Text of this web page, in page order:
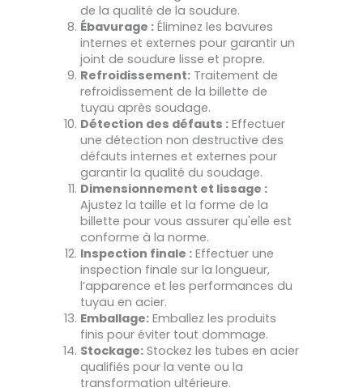
de la qualité de la soudure.
Ébavurage : Éliminez les bavures
internes et externes pour garantir un
joint de soudure lisse et propre.
Refroidissement: Traitement de
refroidissement de la billette de
tuyau après soudage.
Détection des défauts : Effectuer
une détection non destructive des
défauts internes et externes pour
garantir la qualité du soudage.
Dimensionnement et lissage :
Ajustez la taille et la forme de la
billette pour vous assurer qu'elle est
conforme à la norme.
Inspection finale : Effectuer une
inspection finale sur la longueur,
l’apparence et les performances du
tuyau en acier.
Emballage: Emballez les produits
finis pour éviter tout dommage.
Stockage: Stockez les tubes en acier
qualifiés pour la vente ou la
transformation ultérieure.